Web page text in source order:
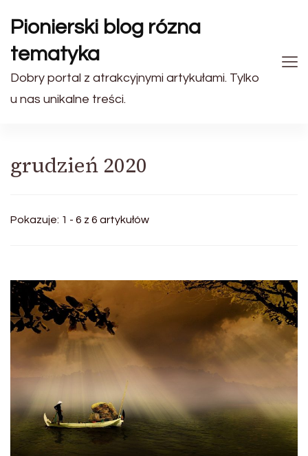
Pionierski blog rózna
tematyka
Dobry portal z atrakcyjnymi artykułami. Tylko
u nas unikalne treści.
grudzień 2020
Pokazuje: 1 - 6 z 6 artykułów